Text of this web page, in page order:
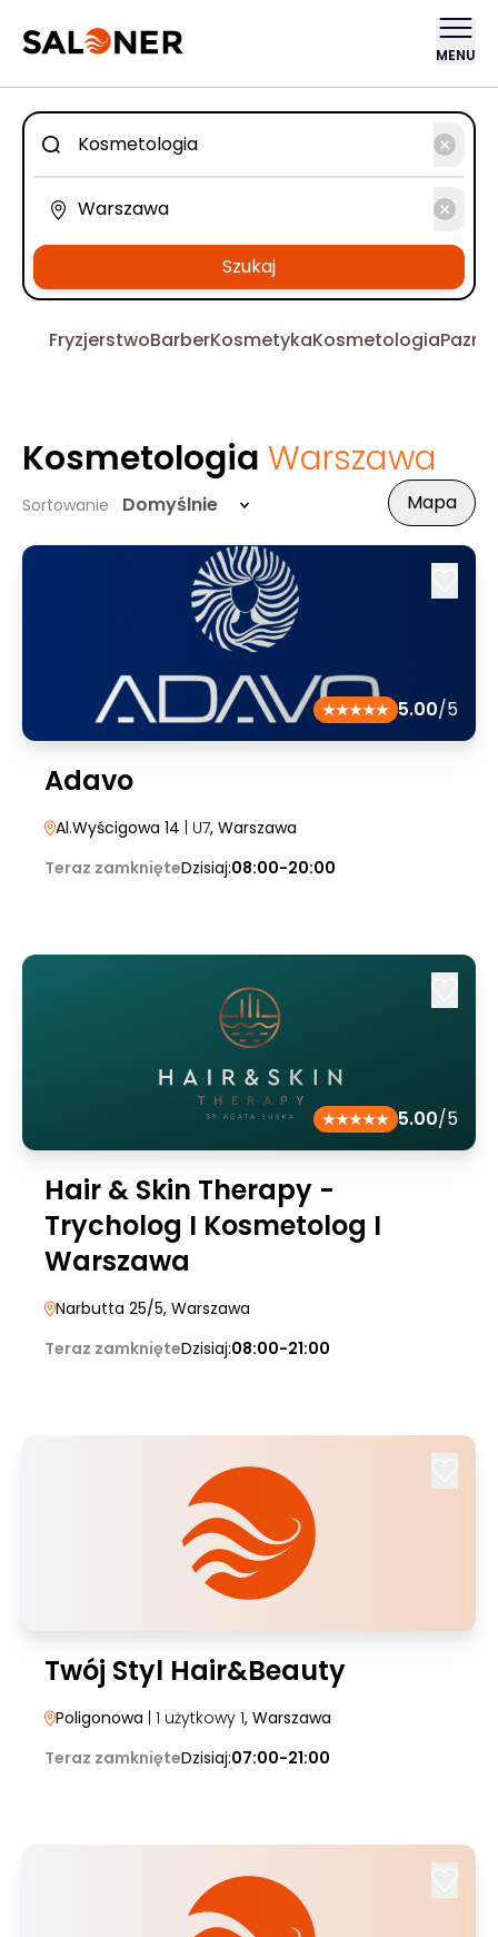
MENU
Szukaj
FryzjerstwoBarberKosmetykaKosmetologia
Kosmetologia Warszawa
Sortowanie Domyślnie Mapa
5.00/5
Adavo
Al.Wyścigowa 14 | U7, Warszawa
Teraz zamknięteDzisiaj:08:00-20:00
5.00/5
Hair & Skin Therapy -
Trycholog I Kosmetolog I
Warszawa
Narbutta 25/5, Warszawa
Teraz zamknięteDzisiaj:08:00-21:00
Twój Styl Hair&Beauty
Poligonowa | 1 użytkowy 1, Warszawa
Teraz zamknięteDzisiaj:07:00-21:00